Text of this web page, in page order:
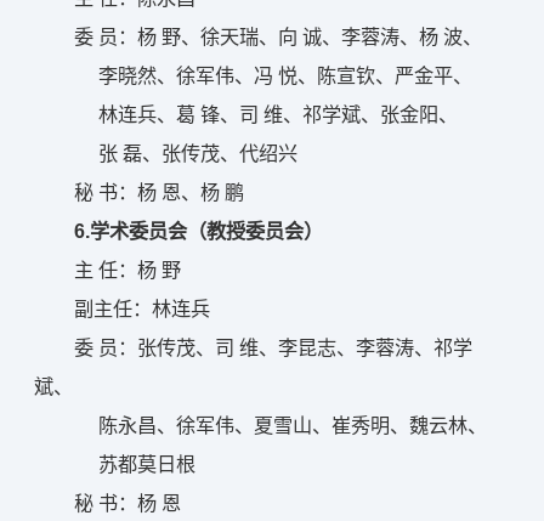
委 员：杨 野、徐天瑞、向 诚、李蓉涛、杨 波、
李晓然、徐军伟、冯 悦、陈宣钦、严金平、
林连兵、葛 锋、司 维、祁学斌、张金阳、
张 磊、张传茂、代绍兴
秘 书：杨 恩、杨 鹏
6.学术委员会（教授委员会）
主 任：杨 野
副主任：林连兵
委 员：张传茂、司 维、李昆志、李蓉涛、祁学
斌、
陈永昌、徐军伟、夏雪山、崔秀明、魏云林、
苏都莫日根
秘 书：杨 恩